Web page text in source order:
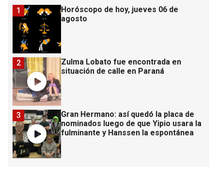
Horóscopo de hoy, jueves 06 de
agosto
1
Zulma Lobato fue encontrada en
situación de calle en Paraná
2
Gran Hermano: así quedó la placa de
nominados luego de que Yipio usara la
fulminante y Hanssen la espontánea
3